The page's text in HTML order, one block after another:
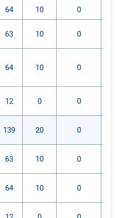
64 10 0
63 10 0
64 10 0
12 0 0
139 20 0
63 10 0
64 10 0